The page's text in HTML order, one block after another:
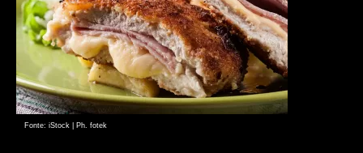
Fonte: iStock | Ph. fotek